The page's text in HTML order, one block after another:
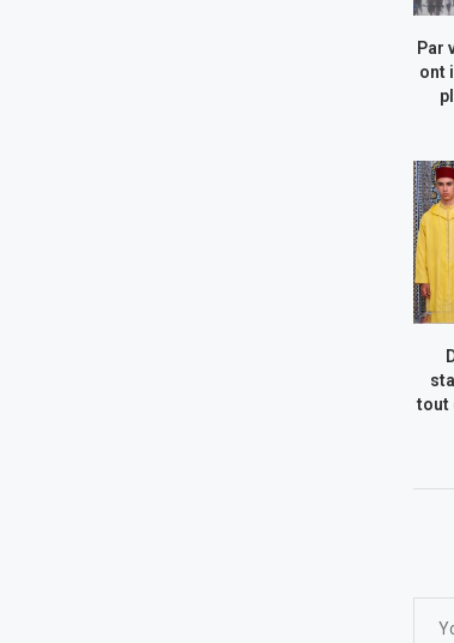
Par
ont
tout